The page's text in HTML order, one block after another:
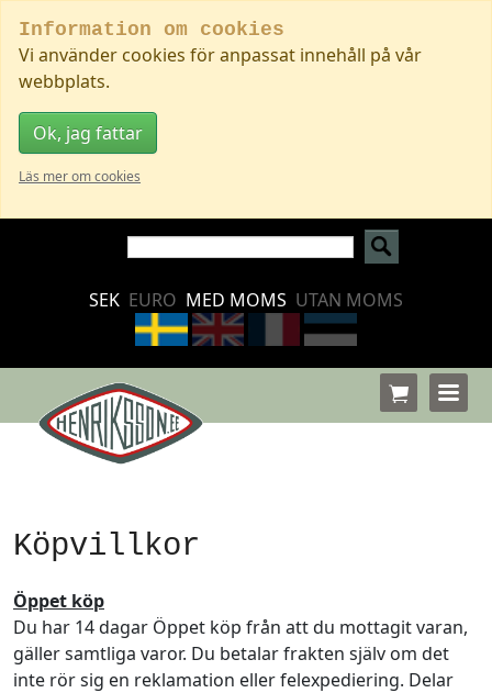
Information om cookies
Vi använder cookies för anpassat innehåll på vår
webbplats.
Ok, jag fattar
Läs mer om cookies
SEK EURO MED MOMS UTAN MOMS
Köpvillkor
Öppet köp
Du har 14 dagar Öppet köp från att du mottagit varan,
gäller samtliga varor. Du betalar frakten själv om det
inte rör sig en reklamation eller felexpediering. Delar